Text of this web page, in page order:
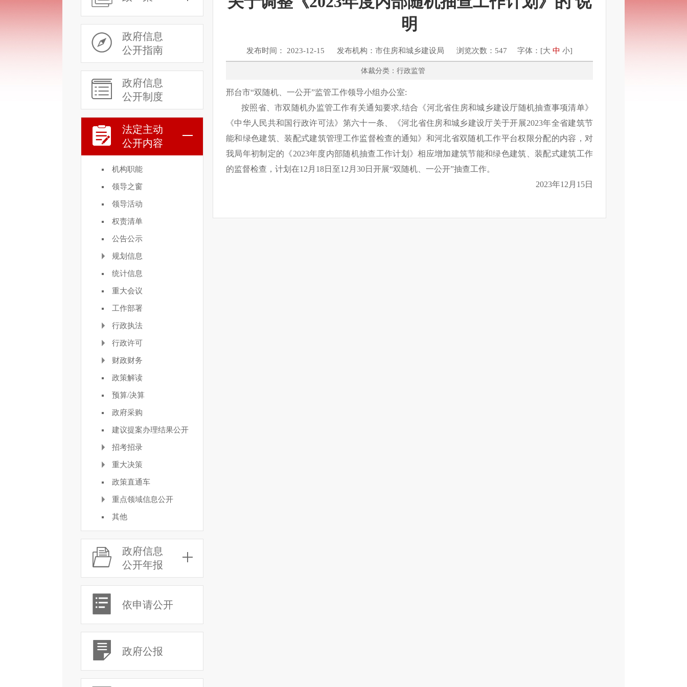
政府信息
公开指南
政府信息
公开制度
法定主动
公开内容
机构职能
领导之窗
领导活动
权责清单
公告公示
规划信息
统计信息
重大会议
工作部署
行政执法
行政许可
财政财务
政策解读
预算/决算
政府采购
建议提案办理结果公开
招考招录
重大决策
政策直通车
重点领域信息公开
其他
政府信息
公开年报
依申请公开
政府公报
明
发布时间： 2023-12-15 发布机构：市住房和城乡建设局 浏览次数：547 字体：[大 中 小]
体裁分类：行政监管
邢台市“双随机、一公开”监管工作领导小组办公室:
按照省、市双随机办监管工作有关通知要求,结合《河北省住房和城乡建设厅随机抽查事项清单》
《中华人民共和国行政许可法》第六十一条、《河北省住房和城乡建设厅关于开展2023年全省建筑节
能和绿色建筑、装配式建筑管理工作监督检查的通知》和河北省双随机工作平台权限分配的内容，对
我局年初制定的《2023年度内部随机抽查工作计划》相应增加建筑节能和绿色建筑、装配式建筑工作
的监督检查，计划在12月18日至12月30日开展“双随机、一公开”抽查工作。
2023年12月15日